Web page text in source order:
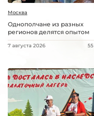
Москва
Однополчане из разных
регионов делятся опытом
7 августа 2026 55